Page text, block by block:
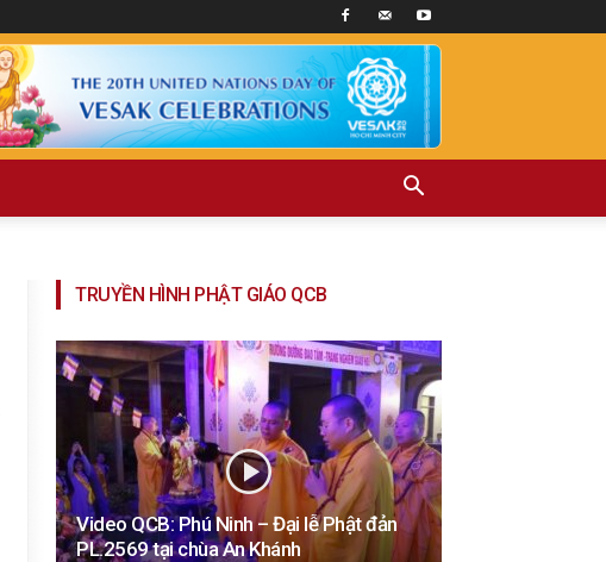
TRUYỀN HÌNH PHẬT GIÁO QCB
Video QCB: Phú Ninh – Đại lễ Phật đản
PL.2569 tại chùa An Khánh